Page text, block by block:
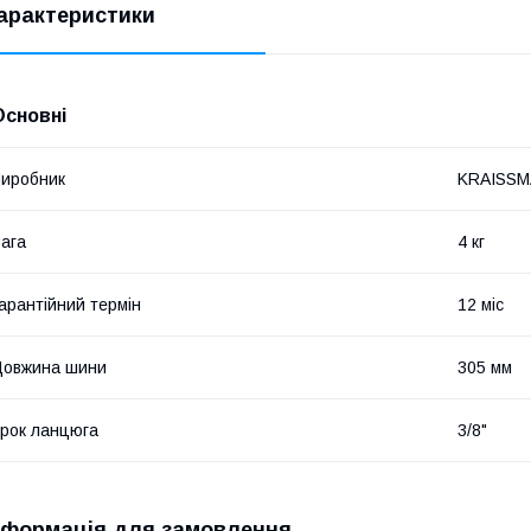
4 кг
термін 12 міс
шини 305 мм
ланцюга 3/8"